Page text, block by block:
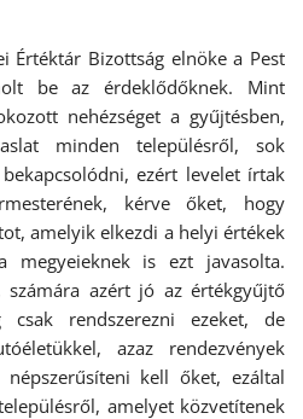
Értéktár Bizottság elnöke a Pest
be az érdeklődőknek. Mint
nehézséget a gyűjtésben,
minden településről, sok
ezért levelet írtak
kérve őket, hogy
amelyik elkezdi a helyi értékek
megyeieknek is ezt javasolta.
azért jó az értékgyűjtő
rendszerezni ezeket, de
azaz rendezvények
népszerűsíteni kell őket, ezáltal
amelyet közvetítenek